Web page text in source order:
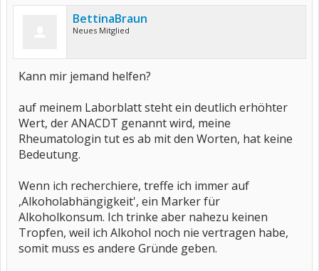
BettinaBraun
Neues Mitglied
Kann mir jemand helfen?
auf meinem Laborblatt steht ein deutlich erhöhter
Wert, der ANACDT genannt wird, meine
Rheumatologin tut es ab mit den Worten, hat keine
Bedeutung.
Wenn ich recherchiere, treffe ich immer auf
,Alkoholabhängigkeit', ein Marker für
Alkoholkonsum. Ich trinke aber nahezu keinen
Tropfen, weil ich Alkohol noch nie vertragen habe,
somit muss es andere Gründe geben.